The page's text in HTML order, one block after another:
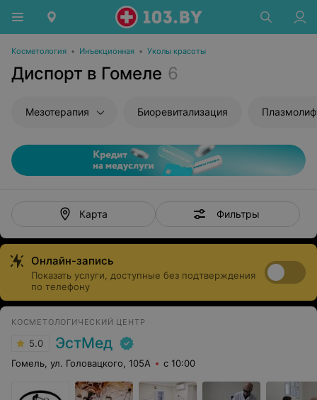
Косметология • Инъекционная • Уколы красоты
Диспорт в Гомеле 6
Мезотерапия Биоревитализация
Карта Фильтры
Онлайн-запись
Показать услуги, доступные без подтверждения
по телефону
КОСМЕТОЛОГИЧЕСКИЙ ЦЕНТР
5.0 ЭстМед
Гомель, ул. Головацкого, 105А с 10:00